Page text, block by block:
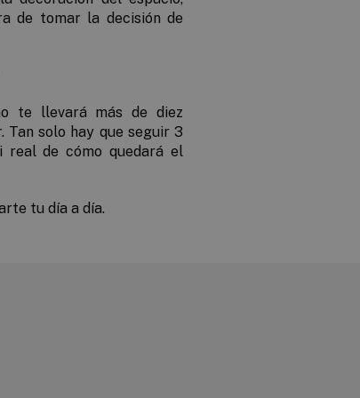
de tomar la decisión de
te llevará más de diez
solo hay que seguir 3
real de cómo quedará el
tu día a día.